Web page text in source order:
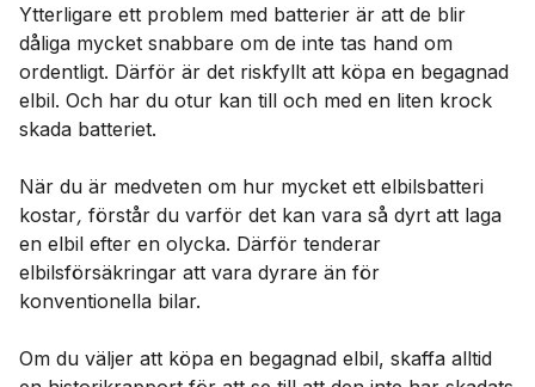
Ytterligare ett problem med batterier är att de blir
dåliga mycket snabbare om de inte tas hand om
ordentligt. Därför är det riskfyllt att köpa en begagnad
elbil. Och har du otur kan till och med en liten krock
skada batteriet.
När du är medveten om hur mycket ett elbilsbatteri
kostar, förstår du varför det kan vara så dyrt att laga
en elbil efter en olycka. Därför tenderar
elbilsförsäkringar att vara dyrare än för
konventionella bilar.
Om du väljer att köpa en begagnad elbil, skaffa alltid